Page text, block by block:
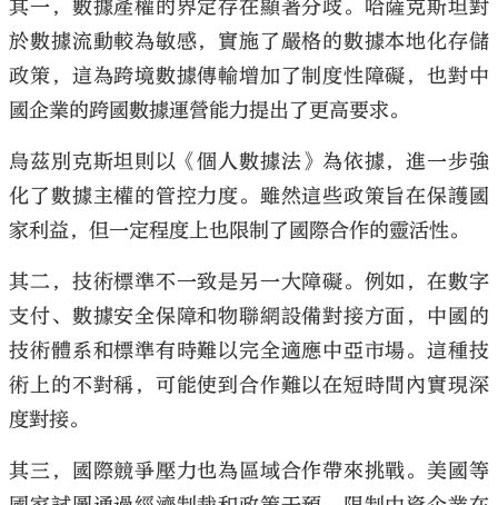
其一，數據產權的界定存在顯著分歧。哈薩克斯坦對
於數據流動較為敏感，實施了嚴格的數據本地化存儲
政策，這為跨境數據傳輸增加了制度性障礙，也對中
國企業的跨國數據運營能力提出了更高要求。
烏茲別克斯坦則以《個人數據法》為依據，進一步強
化了數據主權的管控力度。雖然這些政策旨在保護國
家利益，但一定程度上也限制了國際合作的靈活性。
其二，技術標準不一致是另一大障礙。例如，在數字
支付、數據安全保障和物聯網設備對接方面，中國的
技術體系和標準有時難以完全適應中亞市場。這種技
術上的不對稱，可能使到合作難以在短時間內實現深
度對接。
其三，國際競爭壓力也為區域合作帶來挑戰。美國等